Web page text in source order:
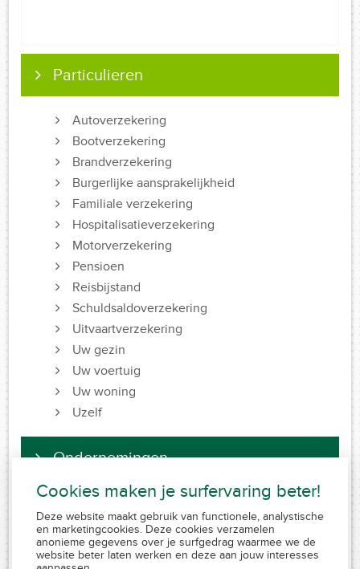
Particulieren
Autoverzekering
Bootverzekering
Brandverzekering
Burgerlijke aansprakelijkheid
Familiale verzekering
Hospitalisatieverzekering
Motorverzekering
Pensioen
Reisbijstand
Schuldsaldoverzekering
Uitvaartverzekering
Uw gezin
Uw voertuig
Uw woning
Uzelf
Ondernemingen
FSMA 109320 A-cB
RPR 0839.829.859
AssurMiFID gedragsregels
Cookies maken je surfervaring beter!
Deze website maakt gebruik van functionele, analystische
en marketingcookies. Deze cookies verzamelen
anonieme gegevens over je surfgedrag waarmee we de
website beter laten werken en deze aan jouw interesses